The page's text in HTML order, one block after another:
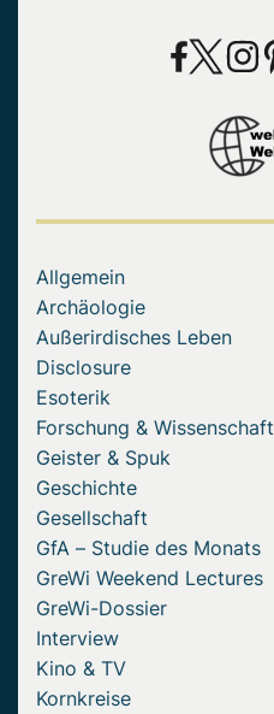
Allgemein
Archäologie
Außerirdisches Leben
Disclosure
Esoterik
Forschung & Wissenschaft
Geister & Spuk
Geschichte
Gesellschaft
GfA – Studie des Monats
GreWi Weekend Lectures
GreWi-Dossier
Interview
Kino & TV
Kornkreise